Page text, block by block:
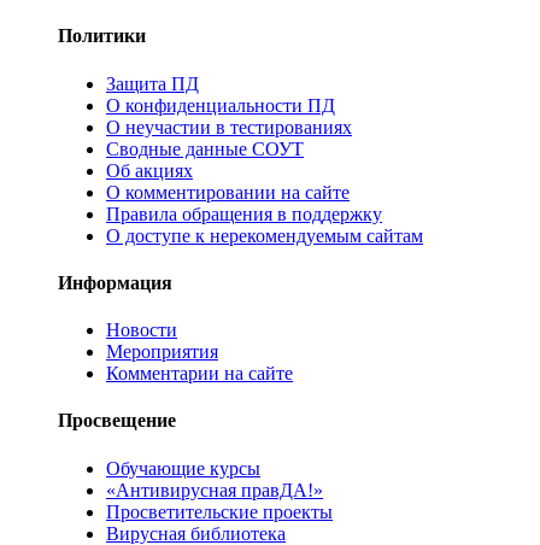
Политики
Защита ПД
О конфиденциальности ПД
О неучастии в тестированиях
Сводные данные СОУТ
Об акциях
О комментировании на сайте
Правила обращения в поддержку
О доступе к нерекомендуемым сайтам
Информация
Новости
Мероприятия
Комментарии на сайте
Просвещение
Обучающие курсы
«Антивирусная правДА!»
Просветительские проекты
Вирусная библиотека